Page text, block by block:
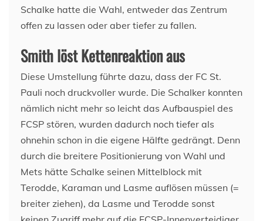
Schalke hatte die Wahl, entweder das Zentrum
offen zu lassen oder aber tiefer zu fallen.
Smith löst Kettenreaktion aus
Diese Umstellung führte dazu, dass der FC St.
Pauli noch druckvoller wurde. Die Schalker konnten
nämlich nicht mehr so leicht das Aufbauspiel des
FCSP stören, wurden dadurch noch tiefer als
ohnehin schon in die eigene Hälfte gedrängt. Denn
durch die breitere Positionierung von Wahl und
Mets hätte Schalke seinen Mittelblock mit
Terodde, Karaman und Lasme auflösen müssen (=
breiter ziehen), da Lasme und Terodde sonst